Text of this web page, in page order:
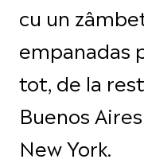
cu un
empanadas
tot, de la
Buenos
New York.